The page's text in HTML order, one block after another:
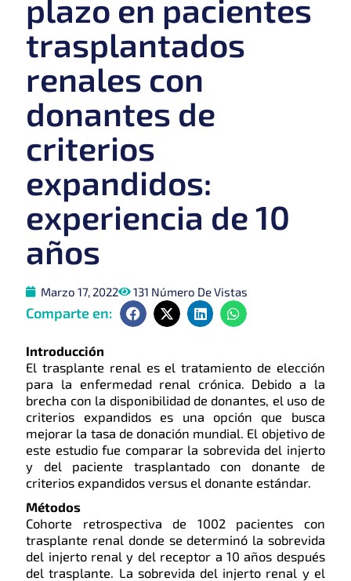
plazo en pacientes
trasplantados
renales con
donantes de
criterios
expandidos:
experiencia de 10
años
Marzo 17, 2022 131 Número De Vistas
Comparte en:
Introducción
El trasplante renal es el tratamiento de elección
para la enfermedad renal crónica. Debido a la
brecha con la disponibilidad de donantes, el uso de
criterios expandidos es una opción que busca
mejorar la tasa de donación mundial. El objetivo de
este estudio fue comparar la sobrevida del injerto
y del paciente trasplantado con donante de
criterios expandidos versus el donante estándar.
Métodos
Cohorte retrospectiva de 1002 pacientes con
trasplante renal donde se determinó la sobrevida
del injerto renal y del receptor a 10 años después
del trasplante. La sobrevida del injerto renal y el